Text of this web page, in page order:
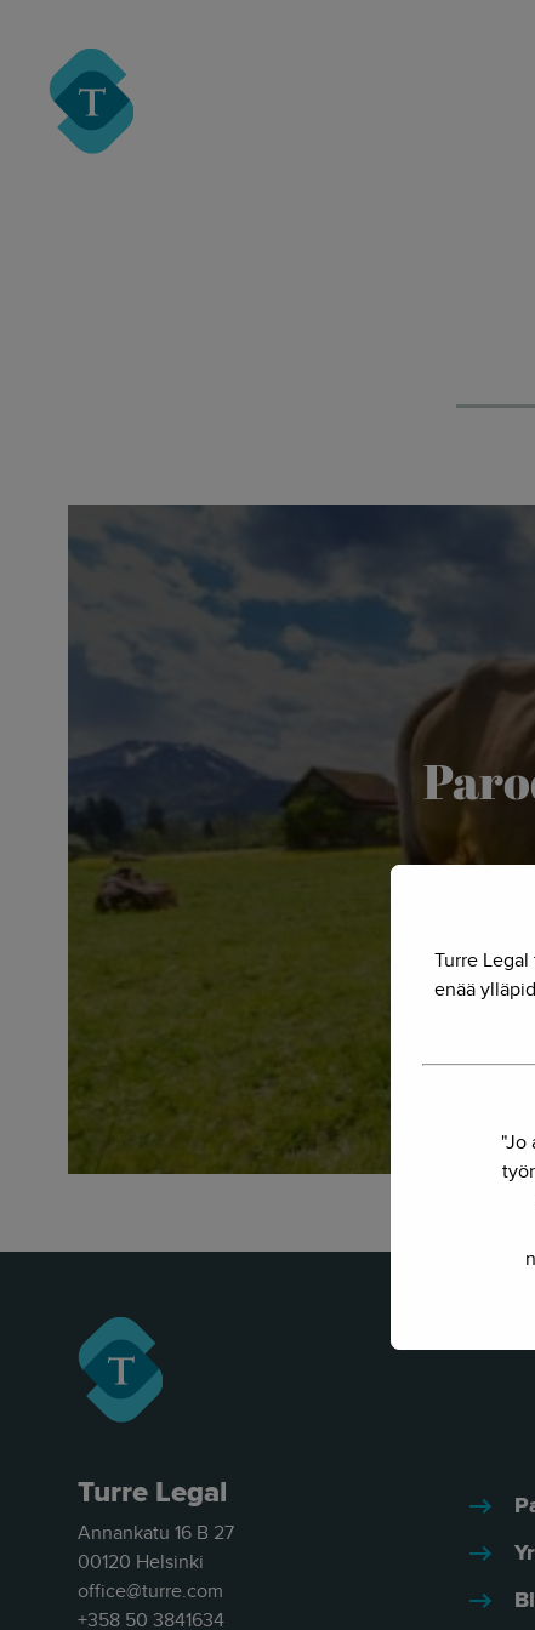
Turre Legal
Turre Legal
Annankatu 16 B 27
00120 Helsinki
office@turre.com
+358 50 3841634
Turre
enää
"Jo